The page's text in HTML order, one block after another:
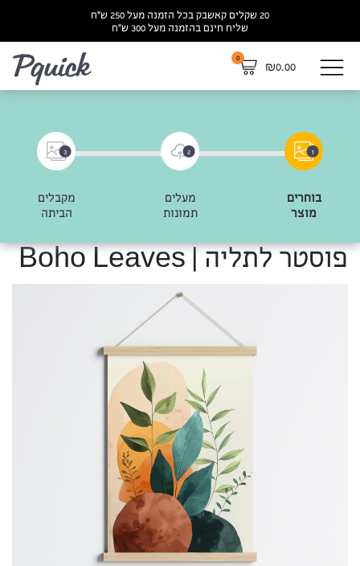
20 שקלים קאשבק בכל הזמנה מעל 250 ש”ח
שליח חינם בהזמנה מעל 300 ש”ח
₪0.00
0
1
בוחרים
מוצר
2
מעלים
תמונות
3
מקבלים
הביתה
פוסטר לתליה | Boho Leaves